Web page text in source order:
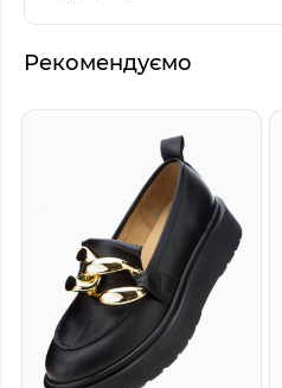
Рекомендуємо